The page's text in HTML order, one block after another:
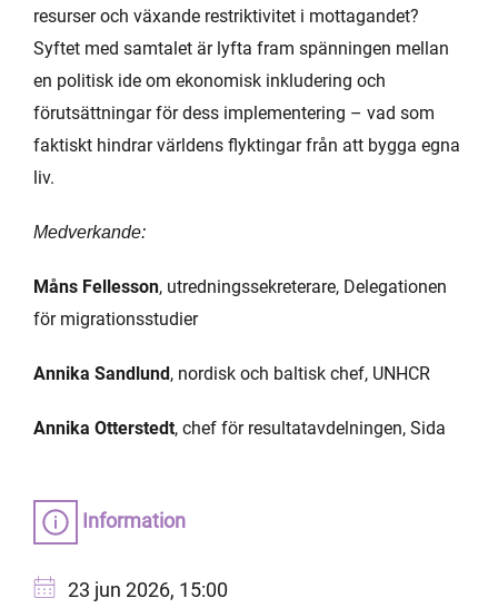
Information
23 jun 2026, 15:00
resurser och växande restriktivitet i mottagandet?
Syftet med samtalet är lyfta fram spänningen mellan
en politisk ide om ekonomisk inkludering och
förutsättningar för dess implementering – vad som
faktiskt hindrar världens flyktingar från att bygga egna
liv.
Medverkande:
Måns Fellesson, utredningssekreterare, Delegationen
för migrationsstudier
Annika Sandlund, nordisk och baltisk chef, UNHCR
Annika Otterstedt, chef för resultatavdelningen, Sida